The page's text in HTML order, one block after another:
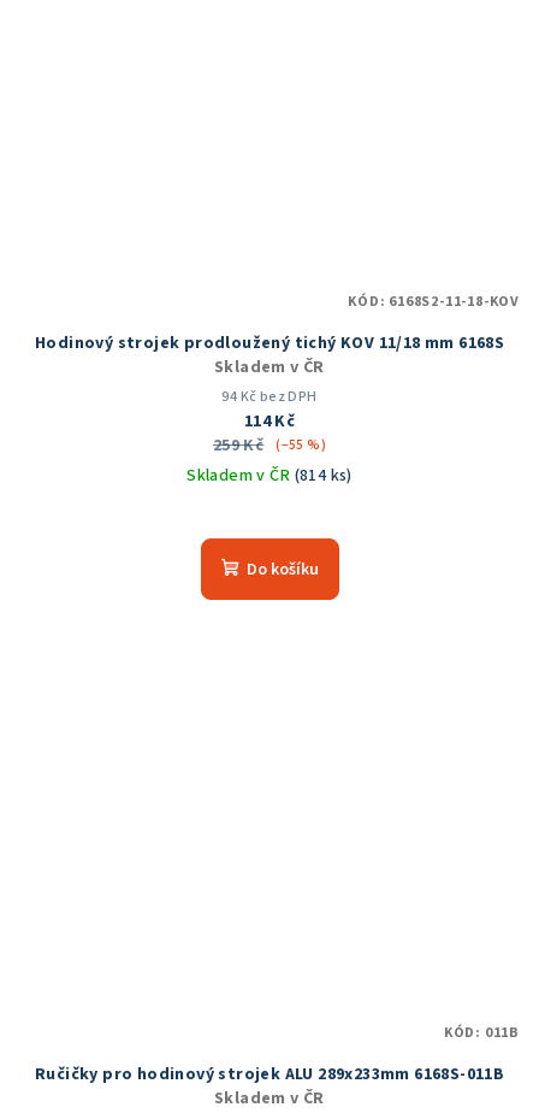
Hodinový strojek prodloužený tichý KOV 11/18 mm 6168S
Skladem v ČR
94 Kč bez DPH
114 Kč
259 Kč (–55 %)
Skladem v ČR (814 ks)
hodnocení
produktu
Do košíku
KÓD: 6168S2-11-18-KOV
Ručičky pro hodinový strojek ALU 289x233mm 6168S-011B
Skladem v ČR
KÓD: 011B